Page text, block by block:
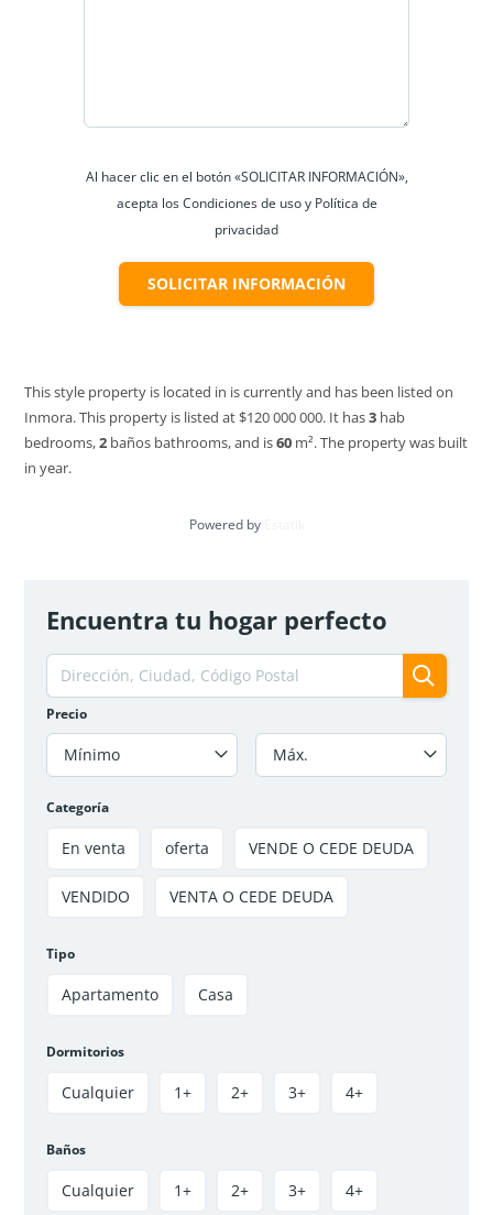
Al hacer clic en el botón «SOLICITAR INFORMACIÓN»,
acepta los Condiciones de uso y Política de
privacidad
SOLICITAR INFORMACIÓN
This style property is located in is currently and has been listed on
Inmora. This property is listed at $120 000 000. It has3 hab
bedrooms,2 baños bathrooms, and is60 m². The property was built
in year.
Powered by
Encuentra tu hogar perfecto
Precio
Mínimo Máx.
Categoría
En venta oferta VENDE O CEDE DEUDA
VENDIDO VENTA O CEDE DEUDA
Tipo
Apartamento Casa
Dormitorios
Cualquier 1+ 2+ 3+ 4+
Baños
Cualquier 1+ 2+ 3+ 4+
Apartamento en Venta – Altos de Fontibón Club
Haus | Bogotá
$125 000 000 Oferta
En venta
VENDIDO
APARTAMENTO EN VENTA O CESIÓN DE DEUDA
Soacha, Soacha Centro, La Grandeza IV